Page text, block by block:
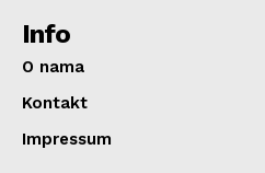
Info
O nama
Kontakt
Impressum